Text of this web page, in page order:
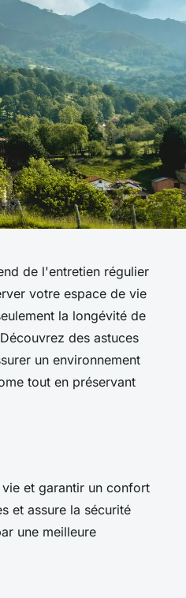
de l'entretien régulier
votre espace de vie
la longévité de
des astuces
un environnement
tout en préservant
et garantir un confort
et assure la sécurité
une meilleure